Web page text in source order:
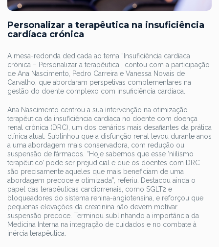
Personalizar a terapêutica na insuficiência
cardíaca crónica
A mesa-redonda dedicada ao tema “Insuficiência cardíaca
crónica – Personalizar a terapêutica”, contou com a participação
de Ana Nascimento, Pedro Carreira e Vanessa Novais de
Carvalho, que abordaram perspetivas complementares na
gestão do doente complexo com insuficiência cardíaca.
Ana Nascimento centrou a sua intervenção na otimização
terapêutica da insuficiência cardíaca no doente com doença
renal crónica (DRC), um dos cenários mais desafiantes da prática
clínica atual. Sublinhou que a disfunção renal levou durante anos
a uma abordagem mais conservadora, com redução ou
suspensão de fármacos. “Hoje sabemos que esse ‘niilismo
terapêutico’ pode ser prejudicial e que os doentes com DRC
são precisamente aqueles que mais beneficiam de uma
abordagem precoce e otimizada”, referiu. Destacou ainda o
papel das terapêuticas cardiorrenais, como SGLT2 e
bloqueadores do sistema renina-angiotensina, e reforçou que
pequenas elevações da creatinina não devem motivar
suspensão precoce. Terminou sublinhando a importância da
Medicina Interna na integração de cuidados e no combate à
inércia terapêutica.